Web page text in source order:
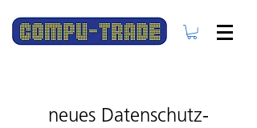
neues Datenschutz-